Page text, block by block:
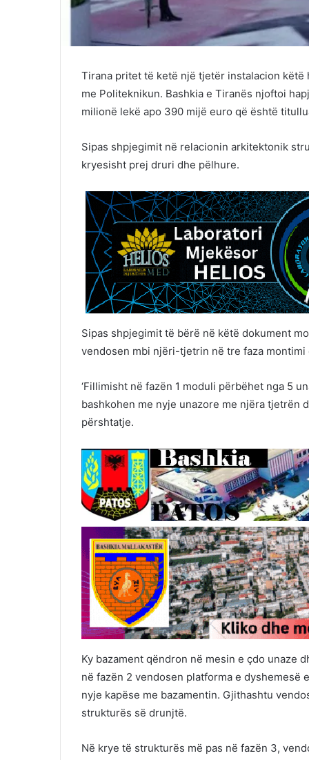
Tirana pritet të ketë një tjetër instalacion
me Politeknikun. Bashkia e Tiranës njoftoi
milionë lekë apo 390 mijë euro që është
Sipas shpjegimit në relacionin arkitektonik
kryesisht prej druri dhe pëlhure.
Sipas shpjegimit të bërë në këtë dokument
vendosen mbi njëri-tjetrin në tre faza montimi
‘Fillimisht në fazën 1 moduli përbëhet nga 5
bashkohen me nyje unazore me njëra tjetrën
përshtatje.
Ky bazament qëndron në mesin e çdo unaze
në fazën 2 vendosen platforma e
nyje kapëse me bazamentin. Gjithashtu
strukturës së drunjtë.
Në krye të strukturës më pas në fazën 3,